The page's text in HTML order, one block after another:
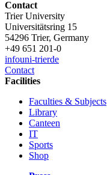
Contact
Trier University
Universitätsring 15
54296 Trier, Germany
+49 651 201-0
infouni-trierde
Contact
Facilities
Faculties & Subjects
Library
Canteen
IT
Sports
Shop